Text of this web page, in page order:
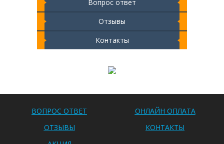
Вопрос ответ
Отзывы
Контакты
ВОПРОС ОТВЕТ
ОНЛАЙН ОПЛАТА
ОТЗЫВЫ
КОНТАКТЫ